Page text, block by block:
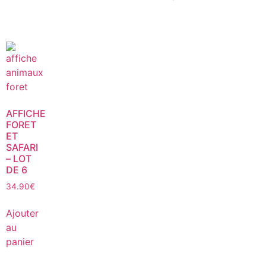
AFFICHE
FORET
ET
SAFARI
– LOT
DE 6
34.90€
Ajouter
au
panier